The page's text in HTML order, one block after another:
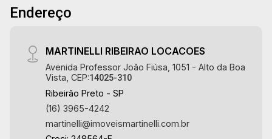
Endereço
MARTINELLI RIBEIRAO LOCACOES
Avenida Professor João Fiúsa, 1051 - Alto da Boa
Vista, CEP:14025-310
Ribeirão Preto - SP
(16) 3965-4242
martinelli@imoveismartinelli.com.br